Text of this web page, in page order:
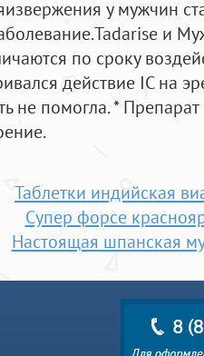
у мужчин
и
по сроку
действие IC на
не помогла. *
Таблетки индийская
Супер форсе
Настоящая шпанская